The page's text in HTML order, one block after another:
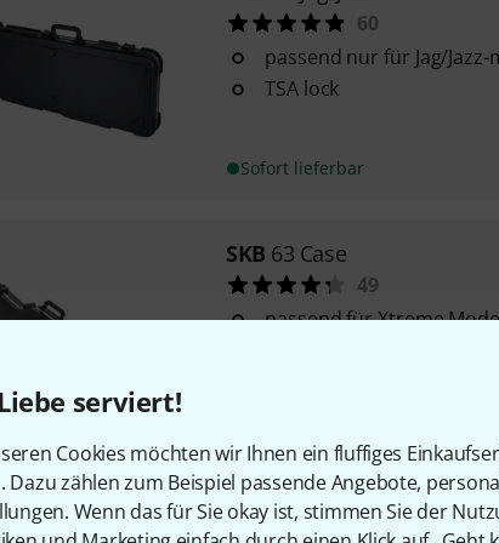
serviert!
Cookies möchten wir Ihnen ein fluffiges
Dazu zählen zum Beispiel passende Angebote,
Wenn das für Sie okay ist, stimmen Sie der
60
passend nur für Jag/
TSA lock
Sofort lieferbar
SKB 63 Case
49
passend für Xtreme
SKB 35